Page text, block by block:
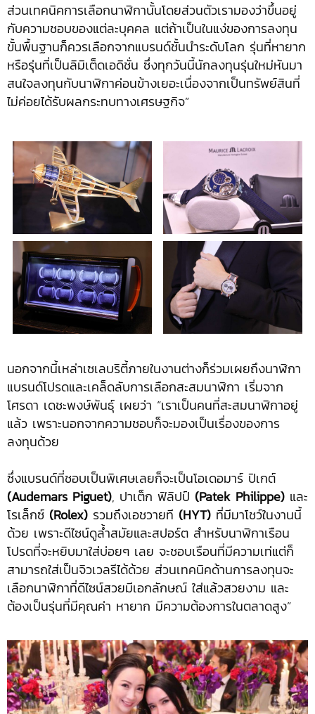
ส่วนเทคนิคการเลือกนาฬิกานั้นโดยส่วนตัวเรามองว่าขึ้นอยู่
กับความชอบของแต่ละบุคคล แต่ถ้าเป็นในแง่ของการลงทุน
ขั้นพื้นฐานก็ควรเลือกจากแบรนด์ชั้นนำระดับโลก รุ่นที่หายาก
หรือรุ่นที่เป็นลิมิเต็ดเอดิชั่น ซึ่งทุกวันนี้นักลงทุนรุ่นใหม่หันมา
สนใจลงทุนกับนาฬิกาค่อนข้างเยอะเนื่องจากเป็นทรัพย์สินที่
ไม่ค่อยได้รับผลกระทบทางเศรษฐกิจ”
นอกจากนี้เหล่าเซเลบริตี้ภายในงานต่างก็ร่วมเผยถึงนาฬิกา
แบรนด์โปรดและเคล็ดลับการเลือกสะสมนาฬิกา เริ่มจาก
โศรดา เดชะพงษ์พันธุ์ เผยว่า “เราเป็นคนที่สะสมนาฬิกาอยู่
แล้ว เพราะนอกจากความชอบก็จะมองเป็นเรื่องของการ
ลงทุนด้วย
ซึ่งแบรนด์ที่ชอบเป็นพิเศษเลยก็จะเป็นโอเดอมาร์ ปิเกต์
(Audemars Piguet), ปาเต็ก ฟิลิปป์ (Patek Philippe) และ
โรเล็กซ์ (Rolex) รวมถึงเอชวายที (HYT) ที่มีมาโชว์ในงานนี้
ด้วย เพราะดีไซน์ดูล้ำสมัยและสปอร์ต สำหรับนาฬิกาเรือน
โปรดที่จะหยิบมาใส่บ่อยๆ เลย จะชอบเรือนที่มีความเท่แต่ก็
สามารถใส่เป็นจิวเวลรีได้ด้วย ส่วนเทคนิคด้านการลงทุนจะ
เลือกนาฬิกาที่ดีไซน์สวยมีเอกลักษณ์ ใส่แล้วสวยงาม และ
ต้องเป็นรุ่นที่มีคุณค่า หายาก มีความต้องการในตลาดสูง”